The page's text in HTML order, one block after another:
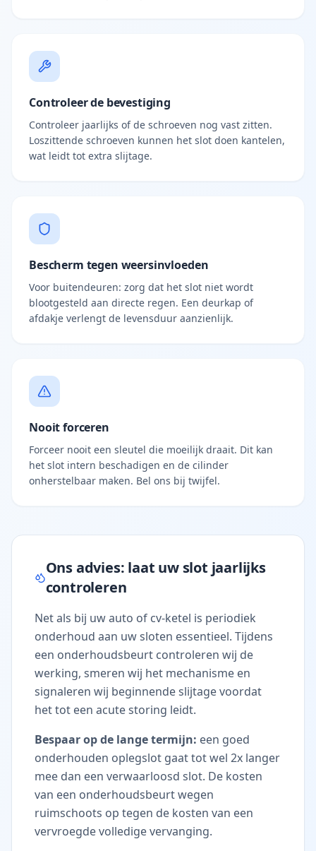
Controleer de bevestiging
Controleer jaarlijks of de schroeven nog vast zitten.
Loszittende schroeven kunnen het slot doen kantelen,
wat leidt tot extra slijtage.
Bescherm tegen weersinvloeden
Voor buitendeuren: zorg dat het slot niet wordt
blootgesteld aan directe regen. Een deurkap of
afdakje verlengt de levensduur aanzienlijk.
Nooit forceren
Forceer nooit een sleutel die moeilijk draait. Dit kan
het slot intern beschadigen en de cilinder
onherstelbaar maken. Bel ons bij twijfel.
Ons advies: laat uw slot jaarlijks
controleren
Net als bij uw auto of cv-ketel is periodiek
onderhoud aan uw sloten essentieel. Tijdens
een onderhoudsbeurt controleren wij de
werking, smeren wij het mechanisme en
signaleren wij beginnende slijtage voordat
het tot een acute storing leidt.
Bespaar op de lange termijn: een goed
onderhouden oplegslot gaat tot wel 2x langer
mee dan een verwaarloosd slot. De kosten
van een onderhoudsbeurt wegen
ruimschoots op tegen de kosten van een
vervroegde volledige vervanging.